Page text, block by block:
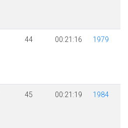
44 00:21:16 1979
45 00:21:19 1984